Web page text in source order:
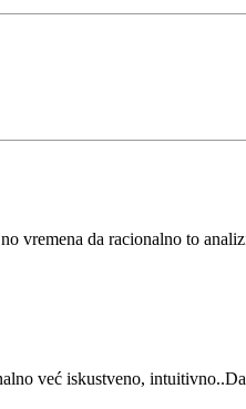
vremena da racionalno to
već iskustveno,